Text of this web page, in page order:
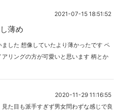
2021-07-15 18:51:52
薄め
した 想像していたより薄かったです ペ
リングの方が可愛いと思います 柄とか
2020-11-29 11:16:55
た目も派手すぎず男女問わずな感じで良